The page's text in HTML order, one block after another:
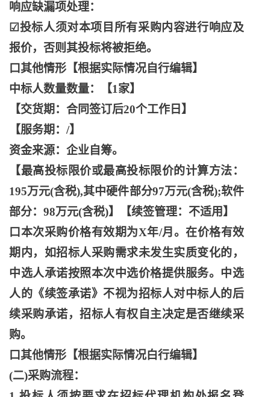
响应缺漏项处理：
☑投标人须对本项目所有采购内容进行响应及
报价，否则其投标将被拒绝。
口其他情形【根据实际情况自行编辑】
中标人数量数量：【1家】
【交货期：合同签订后20个工作日】
【服务期： /】
资金来源：企业自筹。
【最高投标限价或最高投标限价的计算方法：
195万元(含税),其中硬件部分97万元(含税);软件
部分：98万元(含税)】【续签管理：不适用】
口本次采购价格有效期为X年/月。在价格有效
期内，如招标人采购需求未发生实质变化的，
中选人承诺按照本次中选价格提供服务。中选
人的《续签承诺》不视为招标人对中标人的后
续采购承诺，招标人有权自主决定是否继续采
购。
口其他情形【根据实际情况白行编辑】
(二)采购流程：